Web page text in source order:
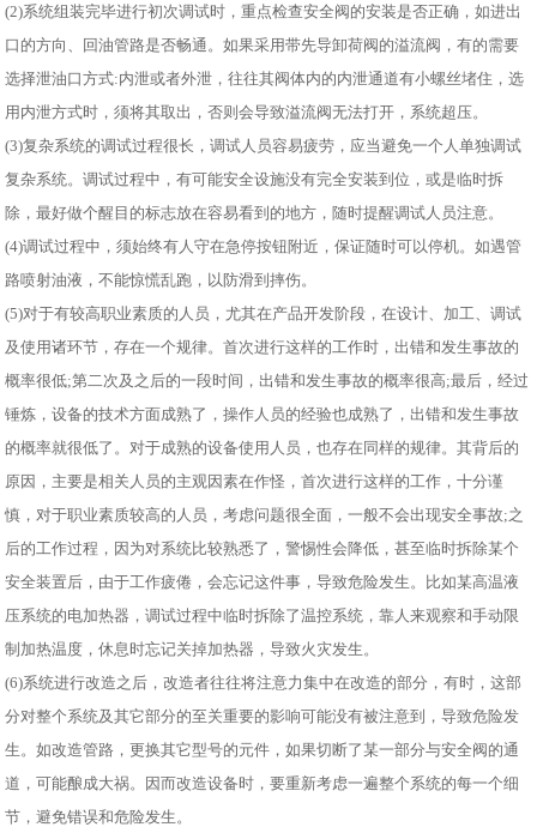
(2)系统组装完毕进行初次调试时，重点检查安全阀的安装是否正确，如进出
口的方向、回油管路是否畅通。如果采用带先导卸荷阀的溢流阀，有的需要
选择泄油口方式:内泄或者外泄，往往其阀体内的内泄通道有小螺丝堵住，选
用内泄方式时，须将其取出，否则会导致溢流阀无法打开，系统超压。
(3)复杂系统的调试过程很长，调试人员容易疲劳，应当避免一个人单独调试
复杂系统。调试过程中，有可能安全设施没有完全安装到位，或是临时拆
除，最好做个醒目的标志放在容易看到的地方，随时提醒调试人员注意。
(4)调试过程中，须始终有人守在急停按钮附近，保证随时可以停机。如遇管
路喷射油液，不能惊慌乱跑，以防滑到摔伤。
(5)对于有较高职业素质的人员，尤其在产品开发阶段，在设计、加工、调试
及使用诸环节，存在一个规律。首次进行这样的工作时，出错和发生事故的
概率很低;第二次及之后的一段时间，出错和发生事故的概率很高;最后，经过
锤炼，设备的技术方面成熟了，操作人员的经验也成熟了，出错和发生事故
的概率就很低了。对于成熟的设备使用人员，也存在同样的规律。其背后的
原因，主要是相关人员的主观因素在作怪，首次进行这样的工作，十分谨
慎，对于职业素质较高的人员，考虑问题很全面，一般不会出现安全事故;之
后的工作过程，因为对系统比较熟悉了，警惕性会降低，甚至临时拆除某个
安全装置后，由于工作疲倦，会忘记这件事，导致危险发生。比如某高温液
压系统的电加热器，调试过程中临时拆除了温控系统，靠人来观察和手动限
制加热温度，休息时忘记关掉加热器，导致火灾发生。
(6)系统进行改造之后，改造者往往将注意力集中在改造的部分，有时，这部
分对整个系统及其它部分的至关重要的影响可能没有被注意到，导致危险发
生。如改造管路，更换其它型号的元件，如果切断了某一部分与安全阀的通
道，可能酿成大祸。因而改造设备时，要重新考虑一遍整个系统的每一个细
节，避免错误和危险发生。